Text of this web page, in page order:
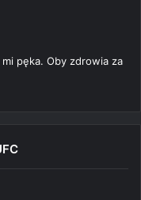
pęka. Oby zdrowia za